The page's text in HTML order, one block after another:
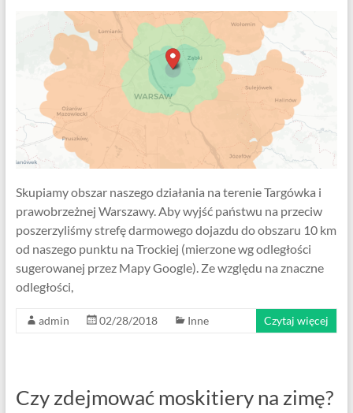
Skupiamy obszar naszego działania na terenie Targówka i
prawobrzeżnej Warszawy. Aby wyjść państwu na przeciw
poszerzyliśmy strefę darmowego dojazdu do obszaru 10 km
od naszego punktu na Trockiej (mierzone wg odległości
sugerowanej przez Mapy Google). Ze względu na znaczne
odległości,
admin 02/28/2018 Inne Czytaj więcej
Czy zdejmować moskitiery na zimę?